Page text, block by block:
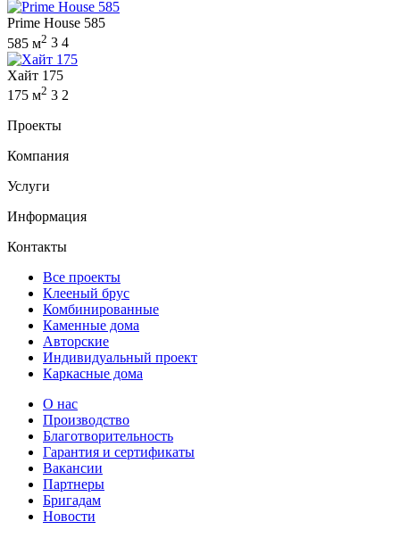
Prime House 585
585 м2 3 4
Хайт 175
175 м2 3 2
Проекты
Компания
Услуги
Информация
Контакты
Все проекты
Клееный брус
Комбинированные
Каменные дома
Авторские
Индивидуальный проект
Каркасные дома
О нас
Производство
Благотворительность
Гарантия и сертификаты
Вакансии
Партнеры
Бригадам
Новости